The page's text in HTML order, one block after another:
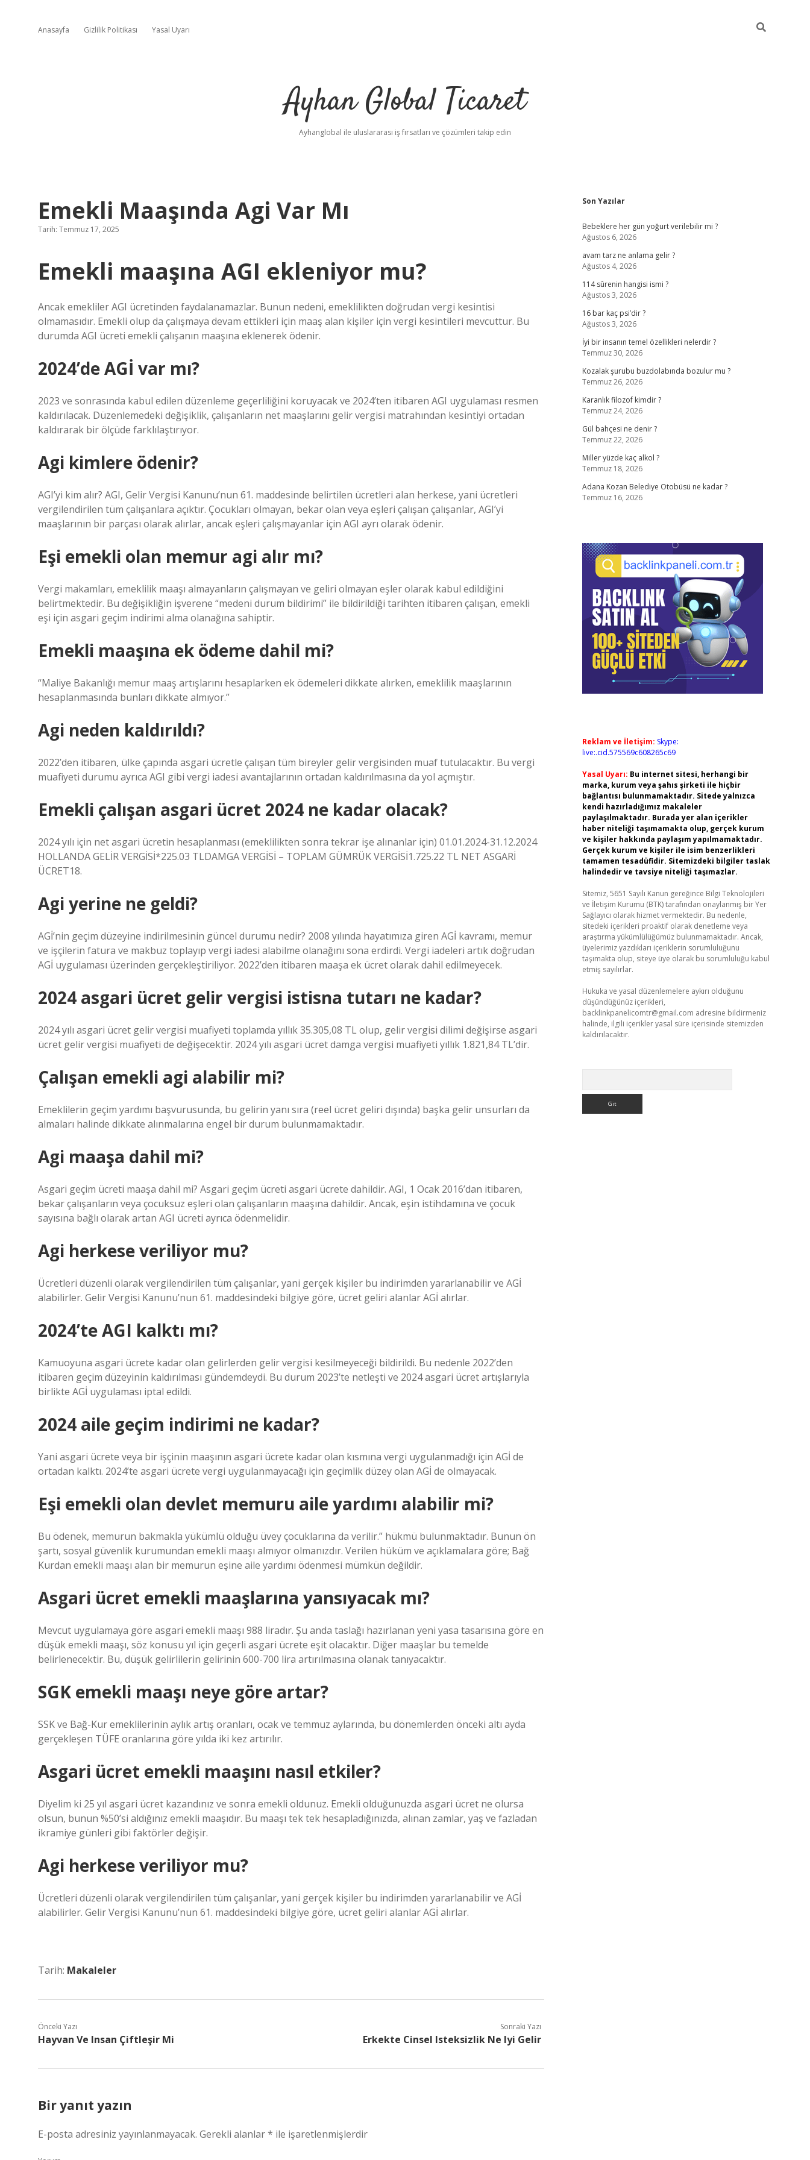
Anasayfa Gizlilik Politikası Yasal Uyarı
Ayhan Global Ticaret
Ayhanglobal ile uluslararası iş fırsatları ve çözümleri takip edin
Emekli Maaşında Agi Var Mı
Tarih: Temmuz 17, 2025
Emekli maaşına AGI ekleniyor mu?
Ancak emekliler AGI ücretinden faydalanamazlar. Bunun nedeni, emeklilikten doğrudan vergi kesintisi
olmamasıdır. Emekli olup da çalışmaya devam ettikleri için maaş alan kişiler için vergi kesintileri mevcuttur. Bu
durumda AGI ücreti emekli çalışanın maaşına eklenerek ödenir.
2024’de AGİ var mı?
2023 ve sonrasında kabul edilen düzenleme geçerliliğini koruyacak ve 2024’ten itibaren AGI uygulaması resmen
kaldırılacak. Düzenlemedeki değişiklik, çalışanların net maaşlarını gelir vergisi matrahından kesintiyi ortadan
kaldırarak bir ölçüde farklılaştırıyor.
Agi kimlere ödenir?
AGI’yi kim alır? AGI, Gelir Vergisi Kanunu’nun 61. maddesinde belirtilen ücretleri alan herkese, yani ücretleri
vergilendirilen tüm çalışanlara açıktır. Çocukları olmayan, bekar olan veya eşleri çalışan çalışanlar, AGI’yi
maaşlarının bir parçası olarak alırlar, ancak eşleri çalışmayanlar için AGI ayrı olarak ödenir.
Eşi emekli olan memur agi alır mı?
Vergi makamları, emeklilik maaşı almayanların çalışmayan ve geliri olmayan eşler olarak kabul edildiğini
belirtmektedir. Bu değişikliğin işverene “medeni durum bildirimi” ile bildirildiği tarihten itibaren çalışan, emekli
eşi için asgari geçim indirimi alma olanağına sahiptir.
Emekli maaşına ek ödeme dahil mi?
“Maliye Bakanlığı memur maaş artışlarını hesaplarken ek ödemeleri dikkate alırken, emeklilik maaşlarının
hesaplanmasında bunları dikkate almıyor.”
Agi neden kaldırıldı?
2022’den itibaren, ülke çapında asgari ücretle çalışan tüm bireyler gelir vergisinden muaf tutulacaktır. Bu vergi
muafiyeti durumu ayrıca AGI gibi vergi iadesi avantajlarının ortadan kaldırılmasına da yol açmıştır.
Emekli çalışan asgari ücret 2024 ne kadar olacak?
2024 yılı için net asgari ücretin hesaplanması (emeklilikten sonra tekrar işe alınanlar için) 01.01.2024-31.12.2024
HOLLANDA GELİR VERGİSİ*225.03 TLDAMGA VERGİSİ – TOPLAM GÜMRÜK VERGİSİ1.725.22 TL NET ASGARİ
ÜCRET18.
Agi yerine ne geldi?
AGİ’nin geçim düzeyine indirilmesinin güncel durumu nedir? 2008 yılında hayatımıza giren AGİ kavramı, memur
ve işçilerin fatura ve makbuz toplayıp vergi iadesi alabilme olanağını sona erdirdi. Vergi iadeleri artık doğrudan
AGİ uygulaması üzerinden gerçekleştiriliyor. 2022’den itibaren maaşa ek ücret olarak dahil edilmeyecek.
2024 asgari ücret gelir vergisi istisna tutarı ne kadar?
2024 yılı asgari ücret gelir vergisi muafiyeti toplamda yıllık 35.305,08 TL olup, gelir vergisi dilimi değişirse asgari
ücret gelir vergisi muafiyeti de değişecektir. 2024 yılı asgari ücret damga vergisi muafiyeti yıllık 1.821,84 TL’dir.
Çalışan emekli agi alabilir mi?
Emeklilerin geçim yardımı başvurusunda, bu gelirin yanı sıra (reel ücret geliri dışında) başka gelir unsurları da
almaları halinde dikkate alınmalarına engel bir durum bulunmamaktadır.
Agi maaşa dahil mi?
Asgari geçim ücreti maaşa dahil mi? Asgari geçim ücreti asgari ücrete dahildir. AGI, 1 Ocak 2016’dan itibaren,
bekar çalışanların veya çocuksuz eşleri olan çalışanların maaşına dahildir. Ancak, eşin istihdamına ve çocuk
sayısına bağlı olarak artan AGI ücreti ayrıca ödenmelidir.
Agi herkese veriliyor mu?
Ücretleri düzenli olarak vergilendirilen tüm çalışanlar, yani gerçek kişiler bu indirimden yararlanabilir ve AGİ
alabilirler. Gelir Vergisi Kanunu’nun 61. maddesindeki bilgiye göre, ücret geliri alanlar AGİ alırlar.
2024’te AGI kalktı mı?
Kamuoyuna asgari ücrete kadar olan gelirlerden gelir vergisi kesilmeyeceği bildirildi. Bu nedenle 2022’den
itibaren geçim düzeyinin kaldırılması gündemdeydi. Bu durum 2023’te netleşti ve 2024 asgari ücret artışlarıyla
birlikte AGİ uygulaması iptal edildi.
2024 aile geçim indirimi ne kadar?
Yani asgari ücrete veya bir işçinin maaşının asgari ücrete kadar olan kısmına vergi uygulanmadığı için AGİ de
ortadan kalktı. 2024’te asgari ücrete vergi uygulanmayacağı için geçimlik düzey olan AGİ de olmayacak.
Eşi emekli olan devlet memuru aile yardımı alabilir mi?
Bu ödenek, memurun bakmakla yükümlü olduğu üvey çocuklarına da verilir.” hükmü bulunmaktadır. Bunun ön
şartı, sosyal güvenlik kurumundan emekli maaşı almıyor olmanızdır. Verilen hüküm ve açıklamalara göre; Bağ
Kurdan emekli maaşı alan bir memurun eşine aile yardımı ödenmesi mümkün değildir.
Asgari ücret emekli maaşlarına yansıyacak mı?
Mevcut uygulamaya göre asgari emekli maaşı 988 liradır. Şu anda taslağı hazırlanan yeni yasa tasarısına göre en
düşük emekli maaşı, söz konusu yıl için geçerli asgari ücrete eşit olacaktır. Diğer maaşlar bu temelde
belirlenecektir. Bu, düşük gelirlilerin gelirinin 600-700 lira artırılmasına olanak tanıyacaktır.
SGK emekli maaşı neye göre artar?
SSK ve Bağ-Kur emeklilerinin aylık artış oranları, ocak ve temmuz aylarında, bu dönemlerden önceki altı ayda
gerçekleşen TÜFE oranlarına göre yılda iki kez artırılır.
Asgari ücret emekli maaşını nasıl etkiler?
Diyelim ki 25 yıl asgari ücret kazandınız ve sonra emekli oldunuz. Emekli olduğunuzda asgari ücret ne olursa
olsun, bunun %50’si aldığınız emekli maaşıdır. Bu maaşı tek tek hesapladığınızda, alınan zamlar, yaş ve fazladan
ikramiye günleri gibi faktörler değişir.
Agi herkese veriliyor mu?
Ücretleri düzenli olarak vergilendirilen tüm çalışanlar, yani gerçek kişiler bu indirimden yararlanabilir ve AGİ
alabilirler. Gelir Vergisi Kanunu’nun 61. maddesindeki bilgiye göre, ücret geliri alanlar AGİ alırlar.
Tarih: Makaleler
Önceki Yazı
Hayvan Ve Insan Çiftleşir Mi
Sonraki Yazı
Erkekte Cinsel Isteksizlik Ne Iyi Gelir
Bir yanıt yazın
E-posta adresiniz yayınlanmayacak. Gerekli alanlar* ile işaretlenmişlerdir
Sidebar
Son Yazılar
Bebeklere her gün yoğurt verilebilir mi ?
Ağustos 6, 2026
avam tarz ne anlama gelir ?
Ağustos 4, 2026
114 sûrenin hangisi ismi ?
Ağustos 3, 2026
16 bar kaç psi’dir ?
Ağustos 3, 2026
İyi bir insanın temel özellikleri nelerdir ?
Temmuz 30, 2026
Kozalak şurubu buzdolabında bozulur mu ?
Temmuz 26, 2026
Karanlık filozof kimdir ?
Temmuz 24, 2026
Gül bahçesi ne denir ?
Temmuz 22, 2026
Miller yüzde kaç alkol ?
Temmuz 18, 2026
Adana Kozan Belediye Otobüsü ne kadar ?
Temmuz 16, 2026
Reklam ve İletişim: Skype:
live:.cid.575569c608265c69
Yasal Uyarı: Bu internet sitesi, herhangi bir
marka, kurum veya şahıs şirketi ile hiçbir
bağlantısı bulunmamaktadır. Sitede yalnızca
kendi hazırladığımız makaleler
paylaşılmaktadır. Burada yer alan içerikler
haber niteliği taşımamakta olup, gerçek kurum
ve kişiler hakkında paylaşım yapılmamaktadır.
Gerçek kurum ve kişiler ile isim benzerlikleri
tamamen tesadüfidir. Sitemizdeki bilgiler taslak
halindedir ve tavsiye niteliği taşımazlar.
Sitemiz, 5651 Sayılı Kanun gereğince Bilgi Teknolojileri
ve İletişim Kurumu (BTK) tarafından onaylanmış bir Yer
Sağlayıcı olarak hizmet vermektedir. Bu nedenle,
sitedeki içerikleri proaktif olarak denetleme veya
araştırma yükümlülüğümüz bulunmamaktadır. Ancak,
üyelerimiz yazdıkları içeriklerin sorumluluğunu
taşımakta olup, siteye üye olarak bu sorumluluğu kabul
etmiş sayılırlar.
Hukuka ve yasal düzenlemelere aykırı olduğunu
düşündüğünüz içerikleri,
backlinkpanelicomtr@gmail.com adresine bildirmeniz
halinde, ilgili içerikler yasal süre içerisinde sitemizden
kaldırılacaktır.